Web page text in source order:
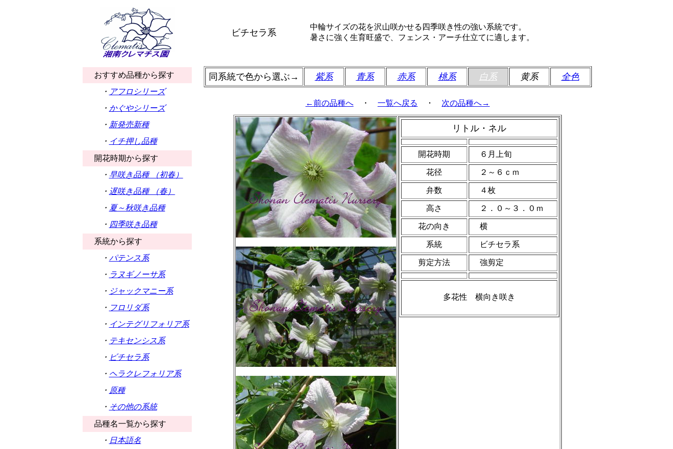
ビチセラ系
中輪サイズの花を沢山咲かせる四季咲き性の強い系統です。
暑さに強く生育旺盛で、フェンス・アーチ仕立てに適します。
おすすめ品種から探す
・ アフロシリーズ
・ かぐやシリーズ
・ 新発売新種
・ イチ押し品種
開花時期から探す
・ 早咲き品種 （初春）
・ 遅咲き品種 （春）
・ 夏～秋咲き品種
・ 四季咲き品種
系統から探す
・ パテンス系
・ ラヌギノーサ系
・ ジャックマニー系
・ フロリダ系
・ インテグリフォリア系
・ テキセンシス系
・ ビチセラ系
・ ヘラクレフォリア系
・ 原種
・ その他の系統
品種名一覧から探す
・ 日本語名
同系統で色から選ぶ→ 紫系 青系 赤系 桃系 白系 黄系 全色
←前の品種へ ・ 一覧へ戻る ・ 次の品種へ→
リトル・ネル
開花時期 ６月上旬
花径 ２～６ｃｍ
弁数 ４枚
高さ ２．０～３．０ｍ
花の向き 横
系統 ビチセラ系
剪定方法 強剪定
多花性 横向き咲き